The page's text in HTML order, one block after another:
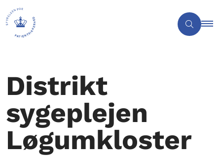
Distrikt
sygeplejen
Løgumkloster